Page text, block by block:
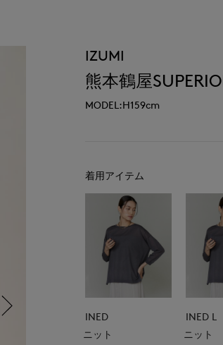
IZUMI
熊本鶴屋
MODEL:H159cm
着用アイテム
INED
ニット
INED L
ニット